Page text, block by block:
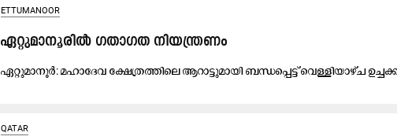
ETTUMANOOR
ഏ​റ്റു​മാ​നൂ​രി​ൽ ഗ​താ​ഗ​ത നി​യ​ന്ത്ര​ണം
ഏ​റ്റു​മാ​നൂ​ര്‍: മ​ഹാ​ദേ​വ ക്ഷേ​ത്ര​ത്തി​ലെ ആ​റാ​ട്ടു​മാ​യി ബ​ന്ധ​പ്പെ​ട്ട് വെ​ള്ളി​യാ​ഴ്ച
QATAR